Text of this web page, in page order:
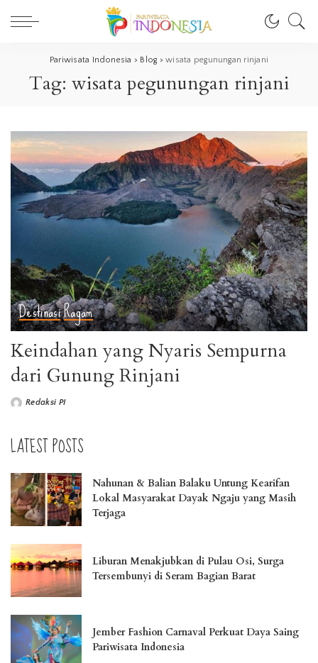
Pariwisata Indonesia > Blog >wisata pegunungan rinjani
Tag: wisata pegunungan rinjani
DestinasiRagam
Keindahan yang Nyaris Sempurna
dari Gunung Rinjani
Redaksi PI
LATEST POSTS
Nahunan & Balian Balaku Untung Kearifan
Lokal Masyarakat Dayak Ngaju yang Masih
Terjaga
Liburan Menakjubkan di Pulau Osi, Surga
Tersembunyi di Seram Bagian Barat
Jember Fashion Carnaval Perkuat Daya Saing
Pariwisata Indonesia